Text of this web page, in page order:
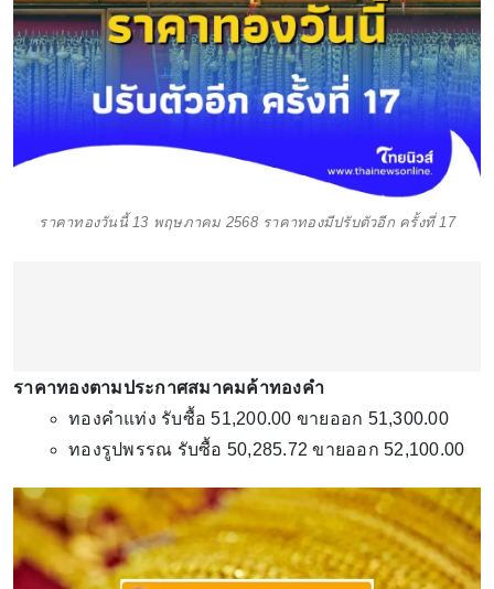
ราคาทองวันนี้ 13 พฤษภาคม 2568 ราคาทองมีปรับตัวอีก ครั้งที่ 17
ราคาทองตามประกาศสมาคมค้าทองคำ
ทองคำแท่ง รับซื้อ 51,200.00 ขายออก 51,300.00
ทองรูปพรรณ รับซื้อ 50,285.72 ขายออก 52,100.00